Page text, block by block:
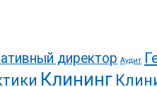
директор Аудит
Клининг